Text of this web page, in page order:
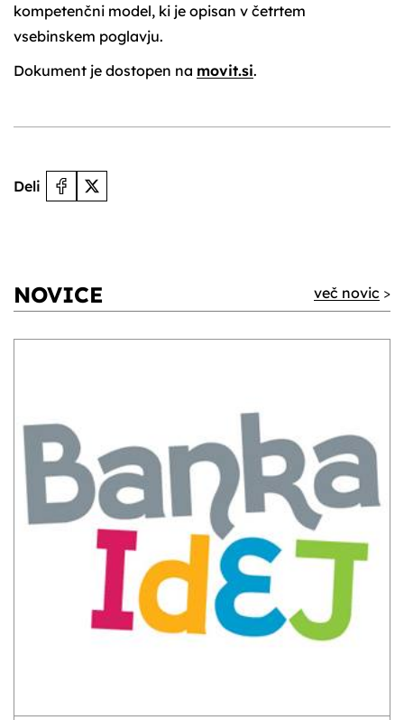
kompetenčni model, ki je opisan v četrtem
vsebinskem poglavju.
Dokument je dostopen na movit.si.
Deli
NOVICE več novic >